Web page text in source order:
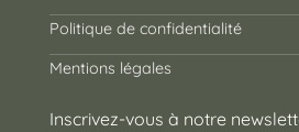
Politique de confidentialité
Mentions légales
Inscrivez-vous à notre